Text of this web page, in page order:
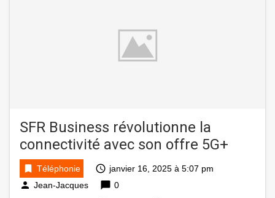
SFR Business révolutionne la
connectivité avec son offre 5G+
bookmark Téléphonie access_time janvier 16, 2025 à 5:07 pm
person Jean-Jacques chat_bubble 0